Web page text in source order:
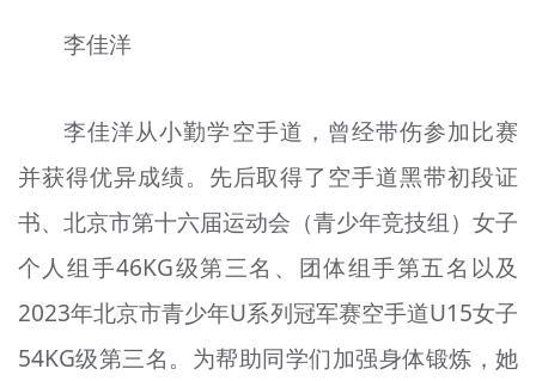
李佳洋
李佳洋从小勤学空手道，曾经带伤参加比赛
并获得优异成绩。先后取得了空手道黑带初段证
书、北京市第十六届运动会（青少年竞技组）女子
个人组手46KG级第三名、团体组手第五名以及
2023年北京市青少年U系列冠军赛空手道U15女子
54KG级第三名。为帮助同学们加强身体锻炼，她